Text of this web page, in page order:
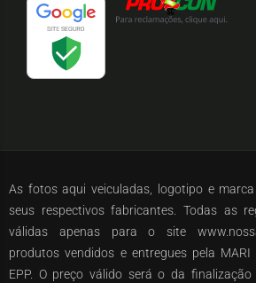
As fotos aqui veiculadas, logotipo e
seus respectivos fabricantes. Todas as
válidas apenas para o site
produtos vendidos e entregues pela MARI
EPP. O preço válido será o da